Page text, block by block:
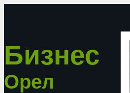
Бизнес
Орел